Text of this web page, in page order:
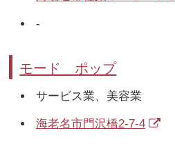
-
モード ポップ
サービス業、美容業
海老名市門沢橋2-7-4